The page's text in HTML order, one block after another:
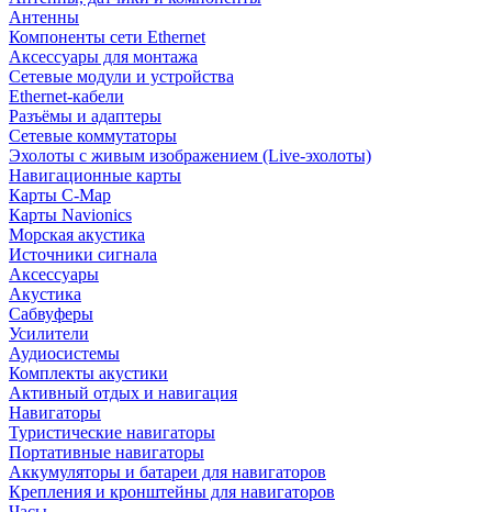
Антенны
Компоненты сети Ethernet
Аксессуары для монтажа
Сетевые модули и устройства
Ethernet-кабели
Разъёмы и адаптеры
Сетевые коммутаторы
Эхолоты с живым изображением (Live-эхолоты)
Навигационные карты
Карты C-Map
Карты Navionics
Морская акустика
Источники сигнала
Аксессуары
Акустика
Сабвуферы
Усилители
Аудиосистемы
Комплекты акустики
Активный отдых и навигация
Навигаторы
Туристические навигаторы
Портативные навигаторы
Аккумуляторы и батареи для навигаторов
Крепления и кронштейны для навигаторов